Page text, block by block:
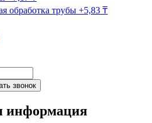
обработка трубы +5,83 ₸
звонок
информация